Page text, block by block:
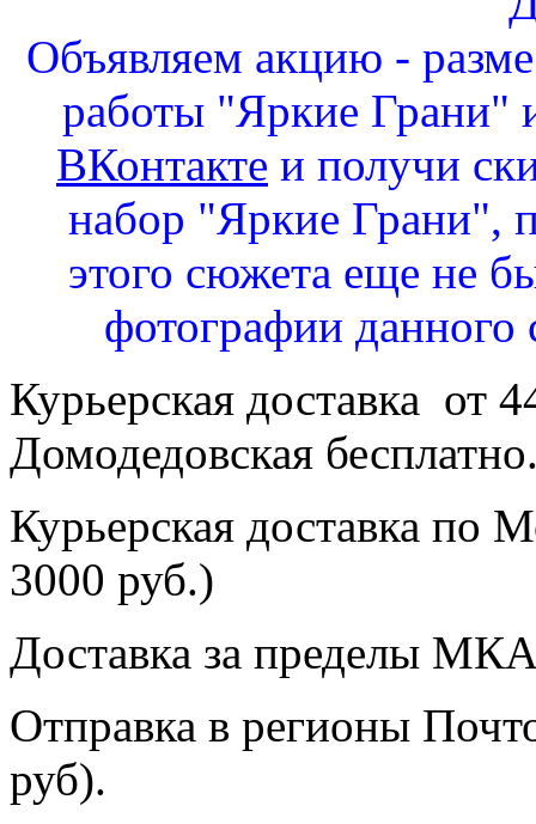
Объявляем акцию -
работы "Яркие Грани"
ВКонтакте и получи
набор "Яркие Грани",
этого сюжета еще не
фотографии
Курьерская доставка от
Домодедовская
Курьерская доставка по
3000 руб.)
Доставка за пределы
Отправка в регионы
руб).